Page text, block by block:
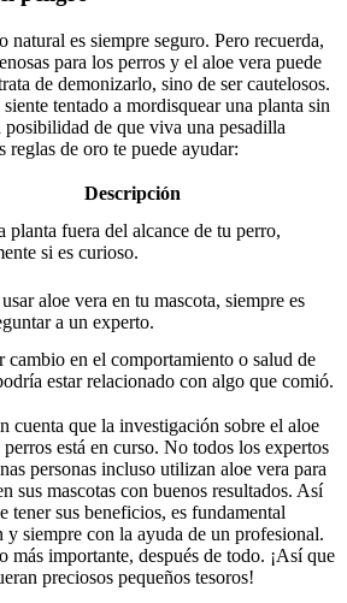
natural es siempre seguro. Pero recuerda,
para los perros y el aloe vera puede
de demonizarlo, sino de ser cautelosos.
tentado a mordisquear una planta sin
posibilidad de que viva una pesadilla
reglas de oro te puede ayudar:
Descripción
planta fuera del alcance de tu perro,
si es curioso.
aloe vera en tu mascota, siempre es
a un experto.
cambio en el comportamiento o salud de
estar relacionado con algo que comió.
cuenta que la investigación sobre el aloe
está en curso. No todos los expertos
personas incluso utilizan aloe vera para
sus mascotas con buenos resultados. Así
tener sus beneficios, es fundamental
y siempre con la ayuda de un profesional.
más importante, después de todo. ¡Así que
preciosos pequeños tesoros!